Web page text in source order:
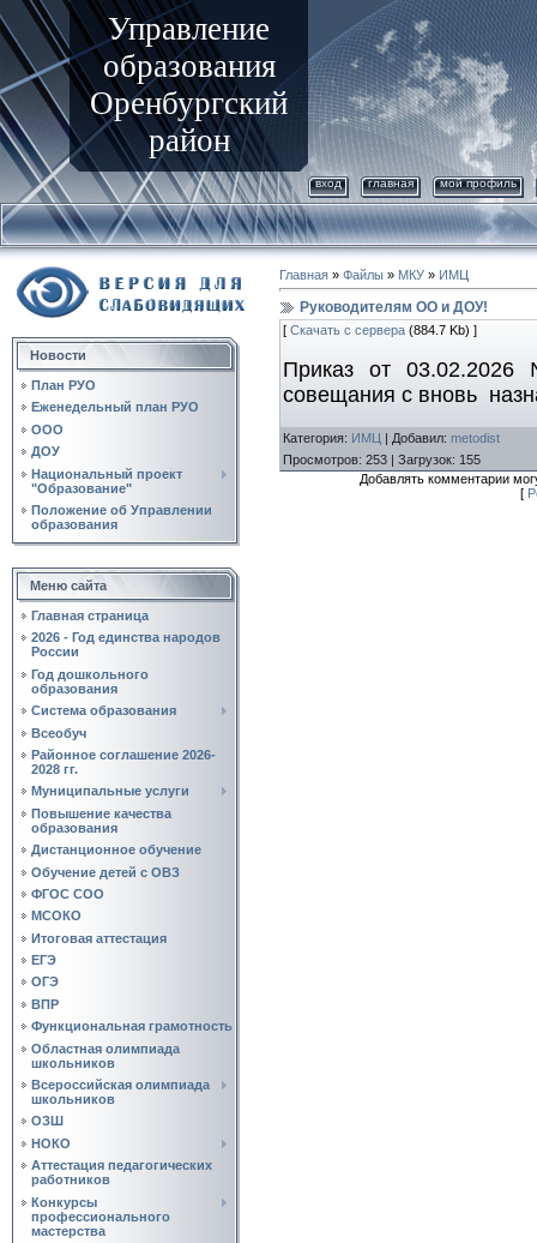
Управление
образования
Оренбургский
район
вход главная мой профиль
Новости
План РУО
Еженедельный план РУО
ООО
ДОУ
Национальный проект
"Образование"
Положение об Управлении
образования
Меню сайта
Главная страница
2026 - Год единства народов
России
Год дошкольного
образования
Система образования
Всеобуч
Районное соглашение 2026-
2028 гг.
Муниципальные услуги
Повышение качества
образования
Дистанционное обучение
Обучение детей с ОВЗ
ФГОС СОО
МСОКО
Итоговая аттестация
ЕГЭ
ОГЭ
ВПР
Функциональная грамотность
Областная олимпиада
школьников
Всероссийская олимпиада
школьников
ОЗШ
НОКО
Аттестация педагогических
работников
Конкурсы
профессионального
мастерства
Главная » Файлы » МКУ » ИМЦ
Руководителям ОО и ДОУ!
[ Скачать с сервера (884.7 Kb) ]
Приказ от
совещания с вновь
Категория: ИМЦ | Добавил: metodist
Просмотров: 253 | Загрузок: 155
Добавлять комментарии
[